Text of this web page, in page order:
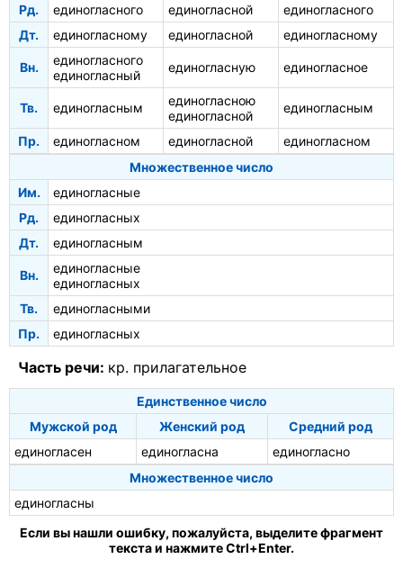
Рд.
единогласного единогласной
единогласного
Дт.
единогласному единогласной единогласному
Вн.
единогласного
единогласный
единогласную единогласное
Тв. единогласным
единогласною
единогласной
единогласным
Пр. единогласном единогласной
единогласном
Множественное число
Им.
единогласные
Рд.
единогласных
Дт.
единогласным
Вн.
единогласные
единогласных
Тв.
единогласными
Пр.
единогласных
Часть речи: кр. прилагательное
Единственное число
Мужской род
Женский род
Средний род
единогласен
единогласна
единогласно
Множественное число
единогласны
Если вы нашли ошибку, пожалуйста, выделите фрагмент
текста и нажмите Ctrl+Enter.